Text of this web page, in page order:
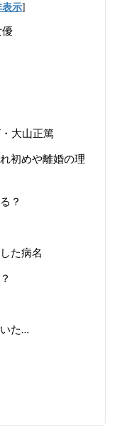
示]
優
大山正篤
初めや離婚の理
？
た病名
た…